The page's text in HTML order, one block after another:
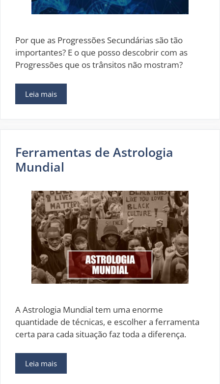
Por que as Progressões Secundárias são tão
importantes? E o que posso descobrir com as
Progressões que os trânsitos não mostram?
Leia mais
Ferramentas de Astrologia
Mundial
A Astrologia Mundial tem uma enorme
quantidade de técnicas, e escolher a ferramenta
certa para cada situação faz toda a diferença.
Leia mais